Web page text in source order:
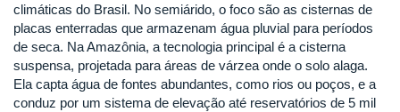
climáticas do Brasil. No semiárido, o foco são as cisternas de
placas enterradas que armazenam água pluvial para períodos
de seca. Na Amazônia, a tecnologia principal é a cisterna
suspensa, projetada para áreas de várzea onde o solo alaga.
Ela capta água de fontes abundantes, como rios ou poços, e a
conduz por um sistema de elevação até reservatórios de 5 mil